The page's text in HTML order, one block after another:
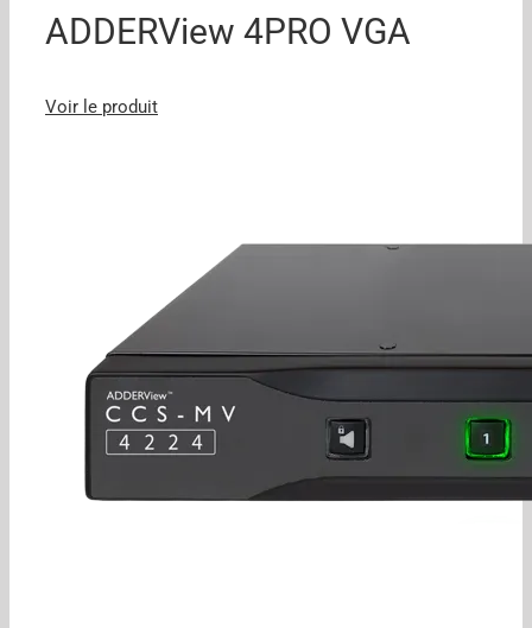
ADDERView 4PRO VGA
Voir le produit